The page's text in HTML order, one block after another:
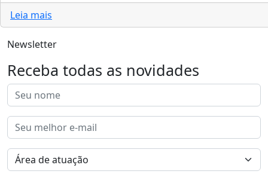
Leia mais
Newsletter
Receba todas as novidades